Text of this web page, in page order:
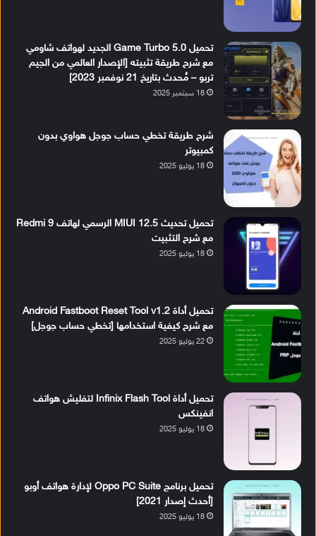
تحميل Game Turbo 5.0 الجديد لهواتف شاومي
مع شرح طريقة تثبيته [الإصدار العالمي من الجيم
تربو – مُحدث بتاريخ 21 نوفمبر 2023]
18 سبتمبر 2025
شرح طريقة تخطي حساب جوجل هواوي بدون
كمبيوتر
18 يوليو 2025
تحميل تحديث MIUI 12.5 الرسمي لهاتف Redmi 9
مع شرح التثبيت
18 يوليو 2025
تحميل أداة Android Fastboot Reset Tool v1.2
مع شرح كيفية استخدامها [تخطي حساب جوجل]
22 يوليو 2025
تحميل أداة Infinix Flash Tool لتفليش هواتف
انفينكس
18 يوليو 2025
تحميل برنامج Oppo PC Suite لإدارة هواتف أوبو
[أحدث إصدار 2021]
18 يوليو 2025